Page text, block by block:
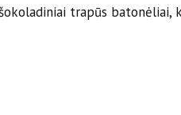
trapūs batonėliai,